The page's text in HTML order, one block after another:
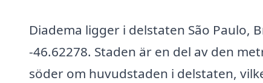
Diadema ligger i delstaten São Paulo,
-46.62278. Staden är en del av den
söder om huvudstaden i delstaten,